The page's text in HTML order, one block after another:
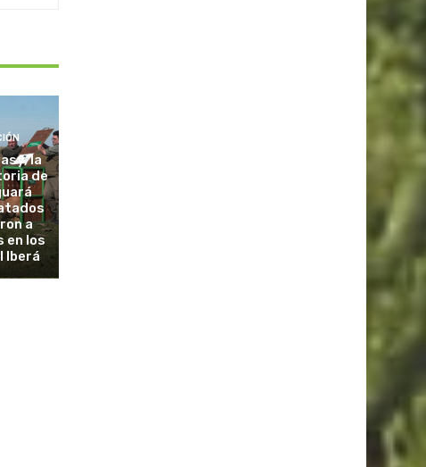
la
de
a
en los
Iberá